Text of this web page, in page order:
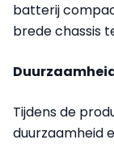
batterij
brede chassis
Tijdens de
duurzaamheid